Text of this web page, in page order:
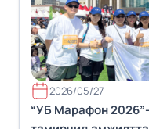
2026/05/27
“УБ Марафон